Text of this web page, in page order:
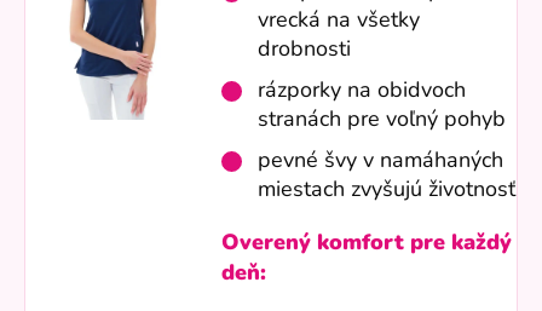
vrecká na všetky
drobnosti
rázporky na obidvoch
stranách pre voľný pohyb
pevné švy v namáhaných
miestach zvyšujú životnosť
Overený komfort pre každý
deň: